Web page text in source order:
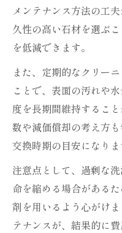
メンテナンス方法の工
久性の高い石材を選ぶ
を低減できます。
また、定期的なクリー
ことで、表面の汚れや
度を長期間維持するこ
数や減価償却の考え方
交換時期の目安になりま
注意点として、過剰な
命を縮める場合がある
剤を用いるよう心がけ
テナンスが、結果的に